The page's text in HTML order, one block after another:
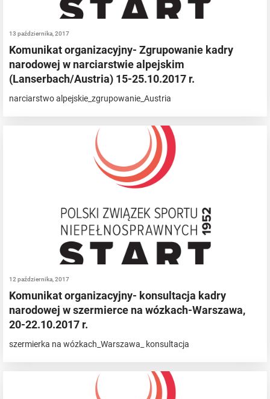
13 października, 2017
Komunikat organizacyjny- Zgrupowanie kadry
narodowej w narciarstwie alpejskim
(Lanserbach/Austria) 15-25.10.2017 r.
narciarstwo alpejskie_zgrupowanie_Austria
12 października, 2017
Komunikat organizacyjny- konsultacja kadry
narodowej w szermierce na wózkach-Warszawa,
20-22.10.2017 r.
szermierka na wózkach_Warszawa_ konsultacja